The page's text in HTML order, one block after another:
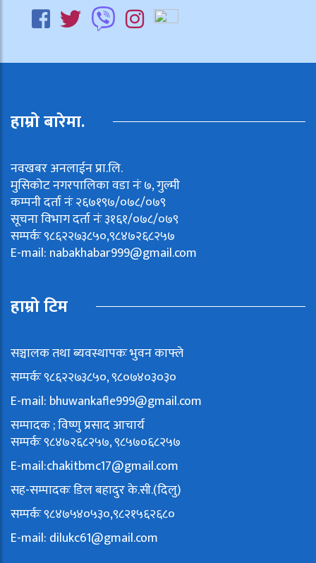
हाम्रो बारेमा.
नवखबर अनलाईन प्रा.लि.
मुसिकोट नगरपालिका वडा नंः ७, गुल्मी
कम्पनी दर्ता नंः २६७१९७/०७८/०७९
सूचना विभाग दर्ता नंः ३१६१/०७८/०७९
सम्पर्कः ९८६२२७३८५०,९८४७२६८२५७
E-mail: nabakhabar999@gmail.com
हाम्रो टिम
सञ्चालक तथा ब्यवस्थापकः भुवन काफ्ले
सम्पर्कः ९८६२२७३८५०, ९८०७४०३०३०
E-mail: bhuwankafle999@gmail.com
सम्पादक ; विष्णु प्रसाद आचार्य
सम्पर्कः ९८४७२६८२५७, ९८५७०६८२५७
E-mail:chakitbmc17@gmail.com
सह-सम्पादकः डिल बहादुर के.सी.(दिलु)
सम्पर्कः ९८४७५४०५३०,९८२१५६२६८०
E-mail: dilukc61@gmail.com